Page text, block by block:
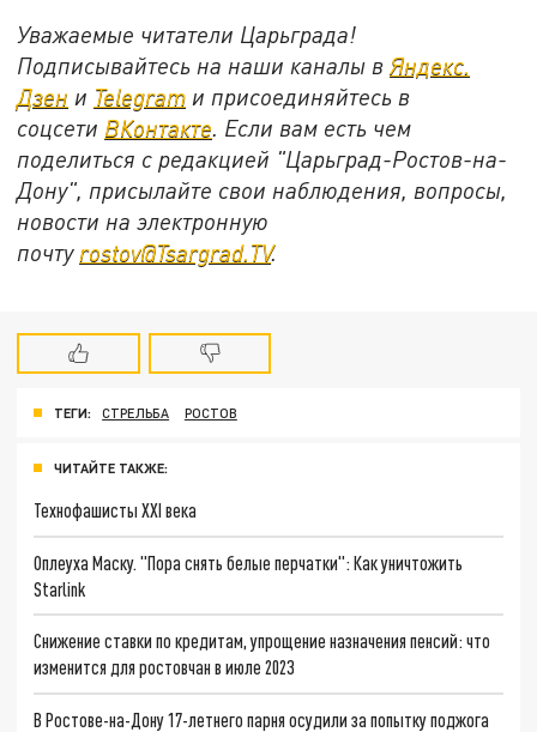
Уважаемые читатели Царьграда!
Подписывайтесь на наши каналы в Яндекс.
Дзен и Telegram и присоединяйтесь в
соцсети ВКонтакте . Если вам есть чем
поделиться с редакцией "Царьград-Ростов-на-
Дону", присылайте свои наблюдения, вопросы,
новости на электронную
почту rostov@Tsargrad.ТV.
ТЕГИ: СТРЕЛЬБА РОСТОВ
ЧИТАЙТЕ ТАКЖЕ:
Технофашисты XXI века
Оплеуха Маску. "Пора снять белые перчатки": Как уничтожить
Starlink
Снижение ставки по кредитам, упрощение назначения пенсий: что
изменится для ростовчан в июле 2023
В Ростове-на-Дону 17-летнего парня осудили за попытку поджога